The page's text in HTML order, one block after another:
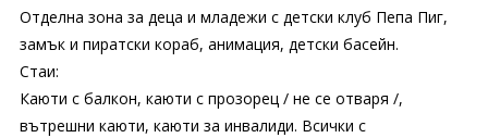
Отделна зона за деца и младежи с детски клуб Пепа Пиг,
замък и пиратски кораб, анимация, детски басейн.
Стаи:
Каюти с балкон, каюти с прозорец / не се отваря /,
вътрешни каюти, каюти за инвалиди. Всички с